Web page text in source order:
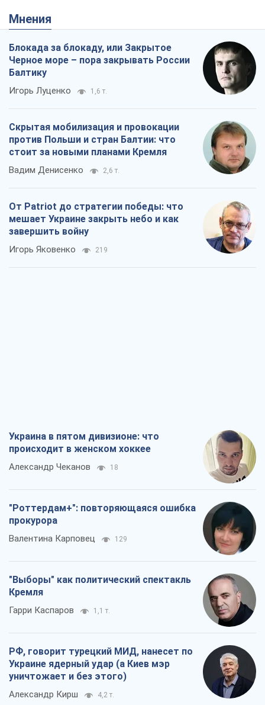
Мнения
Блокада за блокаду, или Закрытое
Черное море – пора закрывать России
Балтику
Игорь Луценко 1,6 т.
Скрытая мобилизация и провокации
против Польши и стран Балтии: что
стоит за новыми планами Кремля
Вадим Денисенко 2,6 т.
От Patriot до стратегии победы: что
мешает Украине закрыть небо и как
завершить войну
Игорь Яковенко 219
Украина в пятом дивизионе: что
происходит в женском хоккее
Александр Чеканов 18
"Роттердам+": повторяющаяся ошибка
прокурора
Валентина Карповец 129
"Выборы" как политический спектакль
Кремля
Гарри Каспаров 1,1 т.
РФ, говорит турецкий МИД, нанесет по
Украине ядерный удар (а Киев мэр
уничтожает и без этого)
Александр Кирш 4,2 т.